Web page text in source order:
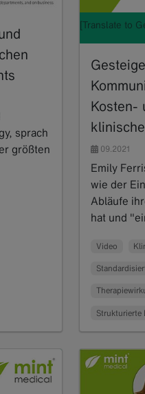
sprach
größten
[Translate to
Kosten-
09.2021
Emily
wie der
Abläufe
hat und
Video
Strukturierte